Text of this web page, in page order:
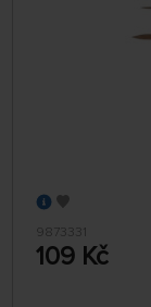
9873331
109 Kč